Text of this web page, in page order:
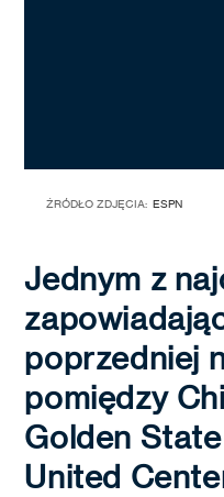
ŹRÓDŁO ZDJĘCIA: ESPN
Jednym z
poprzedniej
pomiędzy
Golden
United